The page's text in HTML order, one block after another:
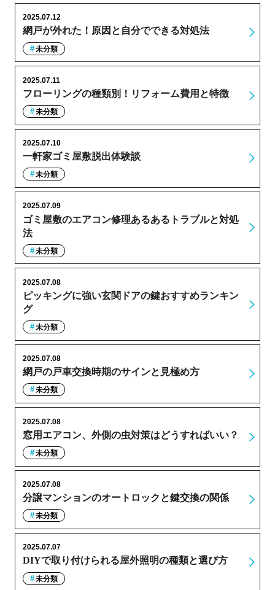
網戸が外れた！原因と自分でできる対処法
2025.07.12
未分類
フローリングの種類別！リフォーム費用と特徴
2025.07.11
未分類
一軒家ゴミ屋敷脱出体験談
2025.07.10
未分類
ゴミ屋敷のエアコン修理あるあるトラブルと対処
法
2025.07.09
未分類
ピッキングに強い玄関ドアの鍵おすすめランキン
グ
2025.07.08
未分類
網戸の戸車交換時期のサインと見極め方
2025.07.08
未分類
窓用エアコン、外側の虫対策はどうすればいい？
2025.07.08
未分類
分譲マンションのオートロックと鍵交換の関係
2025.07.08
未分類
DIYで取り付けられる屋外照明の種類と選び方
2025.07.07
未分類